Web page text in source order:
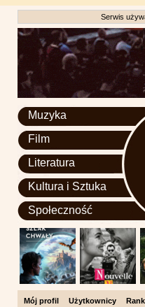
Serwis
Muzyka
Film
Literatura
Kultura i Sztuka
Społeczność
Mój profil Użytkownicy